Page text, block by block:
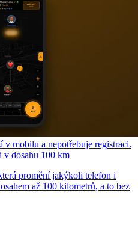
mobilu a nepotřebuje registraci.
v dosahu 100 km
promění jakýkoli telefon i
až 100 kilometrů, a to bez